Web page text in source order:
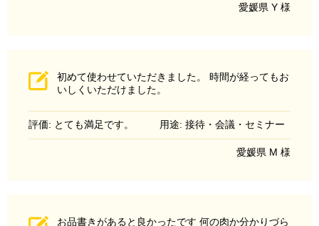
愛媛県 Y 様
初めて使わせていただきました。 時間が経ってもお
いしくいただけました。
評価: とても満足です。 用途: 接待・会議・セミナー
愛媛県 M 様
お品書きがあると良かったです 何の肉か分かりづら